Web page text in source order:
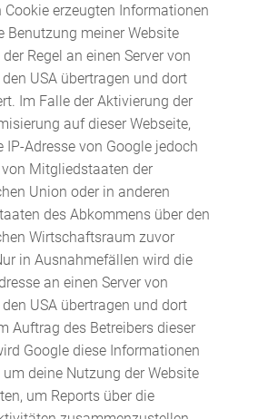
Cookie erzeugten Informationen
Benutzung meiner Website
Regel an einen Server von
USA übertragen und dort
Im Falle der Aktivierung der
auf dieser Webseite,
IP-Adresse von Google jedoch
Mitgliedstaaten der
Union oder in anderen
des Abkommens über den
Wirtschaftsraum zuvor
in Ausnahmefällen wird die
an einen Server von
USA übertragen und dort
Auftrag des Betreibers dieser
Google diese Informationen
um deine Nutzung der Website
um Reports über die